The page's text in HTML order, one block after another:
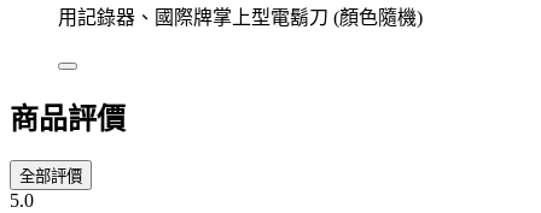
用記錄器、國際牌掌上型電鬍刀 (顏色隨機)
商品評價
全部評價
5.0